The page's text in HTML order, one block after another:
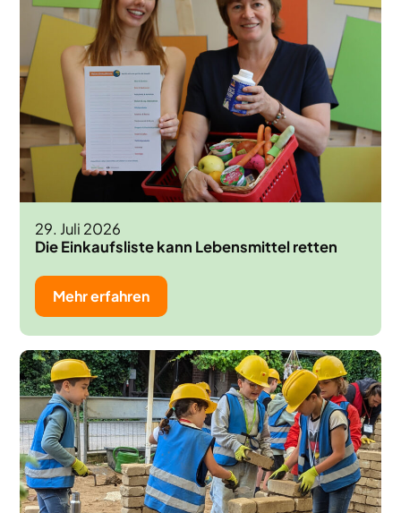
29. Juli 2026
Die Einkaufsliste kann Lebensmittel retten
Mehr erfahren